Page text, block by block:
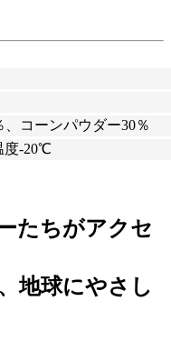
コーンパウダー30％
度-20℃
たちがアクセ
地球にやさし